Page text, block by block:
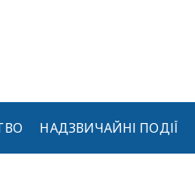
НАДЗВИЧАЙНІ ПОДІЇ